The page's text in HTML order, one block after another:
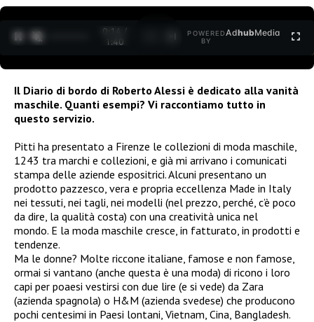
0:15 /
1:40
POWERED
BY
AdhubMedia
Il Diario di bordo di Roberto Alessi è dedicato alla vanità
maschile. Quanti esempi? Vi raccontiamo tutto in
questo servizio.
Pitti ha presentato a Firenze le collezioni di moda maschile,
1243 tra marchi e collezioni, e già mi arrivano i comunicati
stampa delle aziende espositrici. Alcuni presentano un
prodotto pazzesco, vera e propria eccellenza Made in Italy
nei tessuti, nei tagli, nei modelli (nel prezzo, perché, c’è poco
da dire, la qualità costa) con una creatività unica nel
mondo. E la moda maschile cresce, in fatturato, in prodotti e
tendenze.
Ma le donne? Molte riccone italiane, famose e non famose,
ormai si vantano (anche questa è una moda) di ricono i loro
capi per poaesi vestirsi con due lire (e si vede) da Zara
(azienda spagnola) o H&M (azienda svedese) che producono
pochi centesimi in Paesi lontani, Vietnam, Cina, Bangladesh.